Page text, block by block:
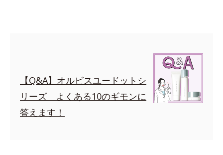
【Q&A】オルビスユードットシ
リーズ よくある10のギモンに
答えます！